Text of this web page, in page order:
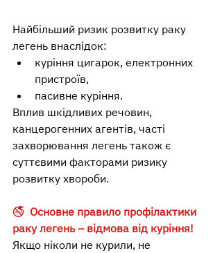
Найбільший ризик розвитку раку
легень внаслідок:
куріння цигарок, електронних
пристроїв,
пасивне куріння.
Вплив шкідливих речовин,
канцерогенних агентів, часті
захворювання легень також є
суттєвими факторами ризику
розвитку хвороби.
🚭 Основне правило профілактики
раку легень – відмова від куріння!
Якщо ніколи не курили, не